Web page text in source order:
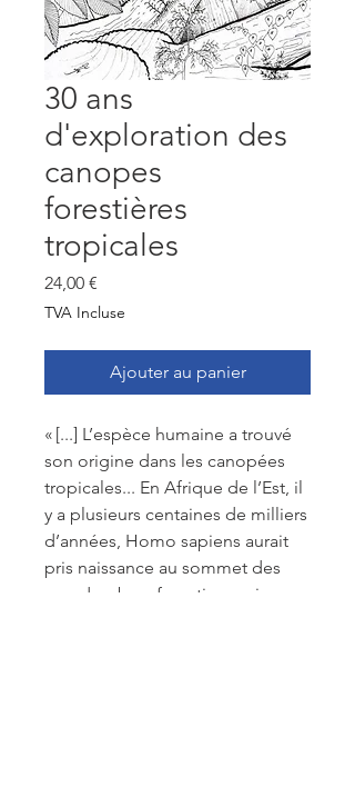
30 ans
d'exploration des
canopes
forestières
tropicales
24,00 €
TVA Incluse
Ajouter au panier
« [...] L’espèce humaine a trouvé
son origine dans les canopées
tropicales... En Afrique de l’Est, il
y a plusieurs centaines de milliers
d’années, Homo sapiens aurait
pris naissance au sommet des
grands arbres forestiers ; si nous